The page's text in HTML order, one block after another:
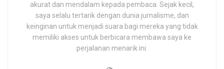
akurat dan mendalam kepada pembaca. Sejak kecil,
saya selalu tertarik dengan dunia jurnalisme, dan
keinginan untuk menjadi suara bagi mereka yang tidak
memiliki akses untuk berbicara membawa saya ke
perjalanan menarik ini.